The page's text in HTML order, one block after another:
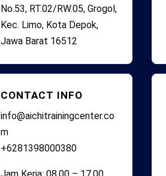
No.53, RT.02/RW.05, Grogol,
Kec. Limo, Kota Depok,
Jawa Barat 16512
CONTACT INFO
info@aichitrainingcenter.co
m
+6281398000380